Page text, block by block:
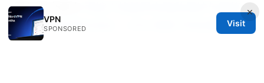
置与安全要点
安全中的应用与对比：VPN 场景下的实践指南
×
VPN
SPONSORED
Visit